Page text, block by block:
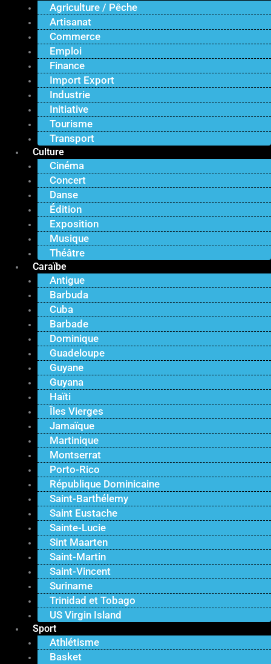
Agriculture / Pêche
Artisanat
Commerce
Emploi
Finance
Import Export
Industrie
Initiative
Tourisme
Transport
Culture
Cinéma
Concert
Danse
Édition
Exposition
Musique
Théâtre
Caraïbe
Antigue
Barbuda
Cuba
Barbade
Dominique
Guadeloupe
Guyane
Guyana
Haïti
Îles Vierges
Jamaïque
Martinique
Montserrat
Porto-Rico
République Dominicaine
Saint-Barthélemy
Saint Eustache
Sainte-Lucie
Sint Maarten
Saint-Martin
Saint-Vincent
Suriname
Trinidad et Tobago
US Virgin Island
Sport
Athlétisme
Basket